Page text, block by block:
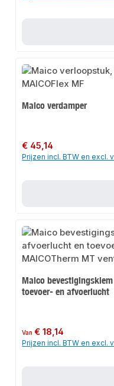
Maico verdamper
Normale prijs:
€ 45,14
Prijzen incl. BTW en excl.
Maico
toevoer- en afvoerlucht
Normale prijs:
Van€ 18,14
Prijzen incl. BTW en excl.